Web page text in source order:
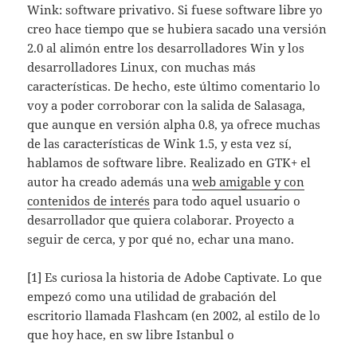
Wink: software privativo. Si fuese software libre yo
creo hace tiempo que se hubiera sacado una versión
2.0 al alimón entre los desarrolladores Win y los
desarrolladores Linux, con muchas más
características. De hecho, este último comentario lo
voy a poder corroborar con la salida de Salasaga,
que aunque en versión alpha 0.8, ya ofrece muchas
de las características de Wink 1.5, y esta vez sí,
hablamos de software libre. Realizado en GTK+ el
autor ha creado además unaweb amigable y con
contenidos de interés para todo aquel usuario o
desarrollador que quiera colaborar. Proyecto a
seguir de cerca, y por qué no, echar una mano.
[1] Es curiosa la historia de Adobe Captivate. Lo que
empezó como una utilidad de grabación del
escritorio llamada Flashcam (en 2002, al estilo de lo
que hoy hace, en sw libre Istanbul o